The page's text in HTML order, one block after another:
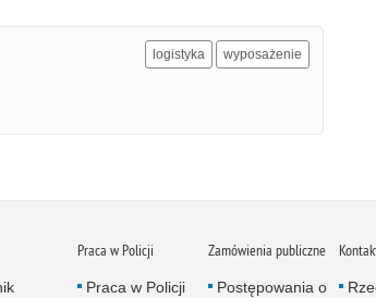
logistyka wyposażenie
Praca w Policji
Praca w Policji
Zamówienia publiczne
Postępowania o